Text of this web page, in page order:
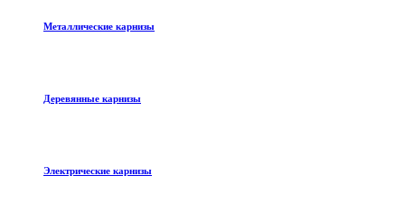
Металлические карнизы
Деревянные карнизы
Электрические карнизы